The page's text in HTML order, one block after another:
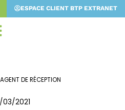
ESPACE CLIENT BTP EXTRANET
DE RÉCEPTION
2021